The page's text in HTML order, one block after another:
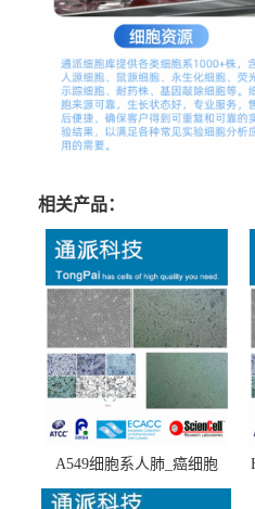
相关产品：
A549细胞系人肺_癌细胞
(A549细胞)